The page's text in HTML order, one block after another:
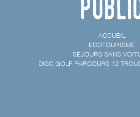
ACCUEIL
ECOTOURISME
SÉJOURS SANS
DISC GOLF PARCOURS 12